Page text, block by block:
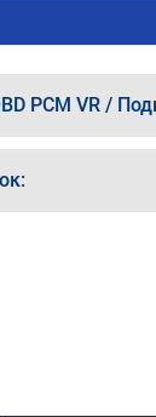
PCM VR /